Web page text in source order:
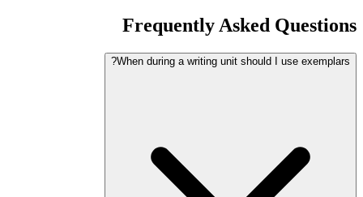
Frequently Asked Questions
When during a writing unit should I use exemplars?